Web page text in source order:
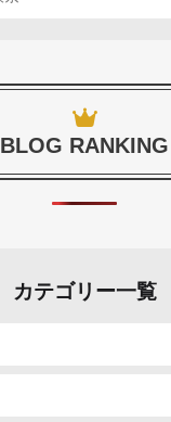
BLOG RANKING
カテゴリー一覧